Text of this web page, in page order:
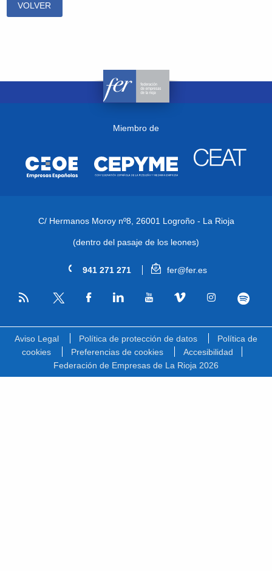
VOLVER
Miembro de
C/ Hermanos Moroy nº8, 26001 Logroño - La Rioja
(dentro del pasaje de los leones)
941 271 271 fer@fer.es
RSS
Aviso Legal Política de protección de datos
Política de
cookies
Preferencias de cookies
Accesibilidad
Federación de Empresas de La Rioja 2026